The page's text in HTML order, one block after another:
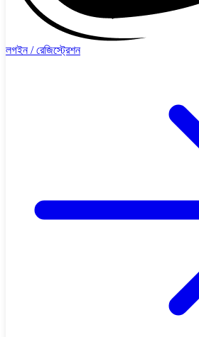
লগইন / রেজিস্ট্রেশন